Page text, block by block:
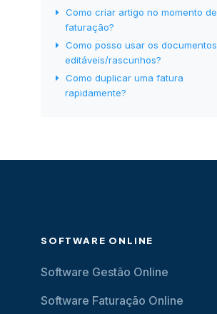
Como criar artigo no momento de
faturação?
Como posso usar os documentos
editáveis/rascunhos?
Como duplicar uma fatura
rapidamente?
SOFTWARE ONLINE
Software Gestão Online
Software Faturação Online